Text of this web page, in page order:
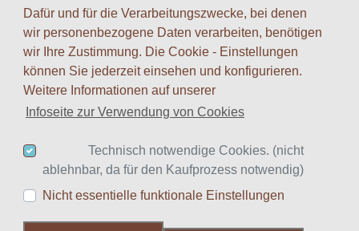
Wir arbeiten mit folgenden Dienstleistungs-Partnern zusammen:
* inkl. MwSt., zzgl.Versandkosten
Dafür und für die Verarbeitungszwecke, bei denen
wir personenbezogene Daten verarbeiten, benötigen
wir Ihre Zustimmung. Die Cookie - Einstellungen
können Sie jederzeit einsehen und konfigurieren.
Weitere Informationen auf unserer
Infoseite zur Verwendung von Cookies
Technisch notwendige Cookies. (nicht
ablehnbar, da für den Kaufprozess notwendig)
Nicht essentielle funktionale Einstellungen